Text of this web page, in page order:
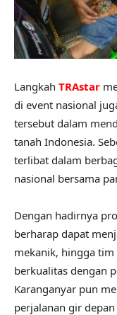
Langkah TRAstar
di event nasional
tersebut dalam
tanah Indonesia.
terlibat dalam
nasional bersama
Dengan hadirnya
berharap dapat
mekanik, hingga
berkualitas dengan
Karanganyar pun
perjalanan gir